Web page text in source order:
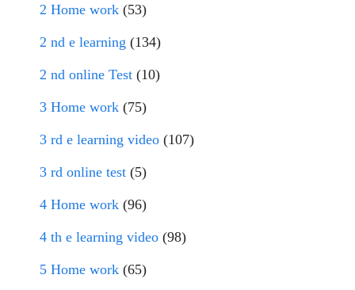
2 Home work (53)
2 nd e learning (134)
2 nd online Test (10)
3 Home work (75)
3 rd e learning video (107)
3 rd online test (5)
4 Home work (96)
4 th e learning video (98)
5 Home work (65)